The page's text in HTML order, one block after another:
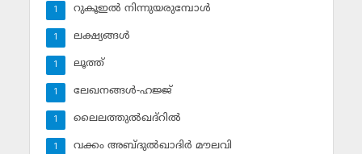
റുകൂഇല്‍ നിന്നുയരുമ്പോള്‍
1
ലക്ഷ്യങ്ങള്‍
1
ലൂത്ത്‌
1
ലേഖനങ്ങള്‍-ഹജ്ജ്‌
1
ലൈലത്തുല്‍ഖദ്‌റില്‍
1
വക്കം അബ്ദുല്‍ഖാദിര്‍ മൗലവി
1